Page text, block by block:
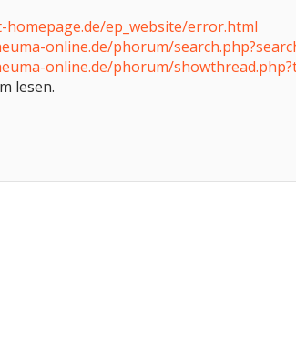
ep_website/error.html
online.de/phorum/
online.de/phorum/
lesen.